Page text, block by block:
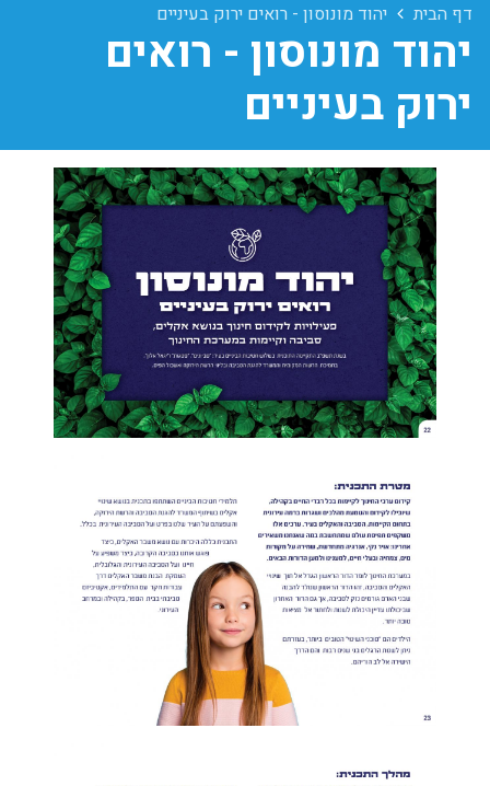
דף הבית יהוד מונוסון - רואים ירוק בעיניים
יהוד מונוסון - רואים
ירוק בעיניים